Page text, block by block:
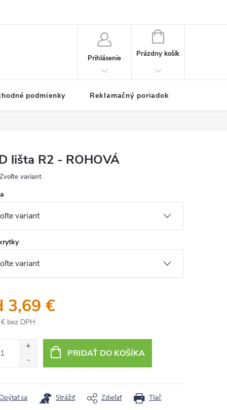
Prihlásenie
NÁKUPNÝ
KOŠÍK
Prázdny košík
podmienky Reklamačný poriadok
lišta R2 - ROHOVÁ
Zvoľte variant
3,69 €
bez DPH
PRIDAŤ DO KOŠÍKA
Tlač
sa Strážiť Zdieľať